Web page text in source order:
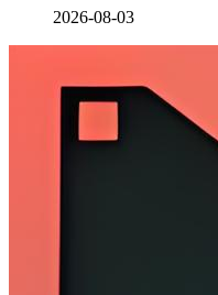
2026-08-03